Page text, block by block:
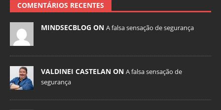
COMENTÁRIOS RECENTES
MINDSECBLOG ON A falsa sensação de segurança
VALDINEI CASTELAN ON A falsa sensação de
segurança